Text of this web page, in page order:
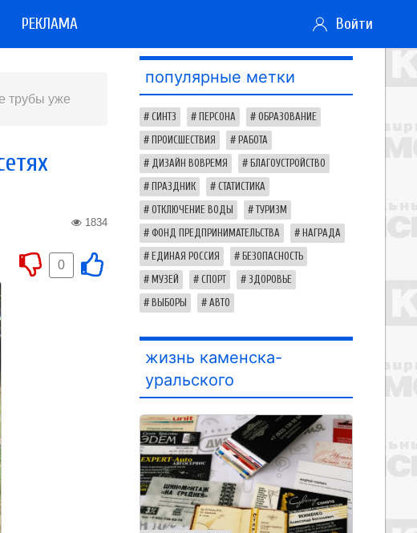
РЕКЛАМА Войти
трубы уже
1834
0
популярные метки
СИНТЗ ПЕРСОНА ОБРАЗОВАНИЕ
ПРОИСШЕСТВИЯ РАБОТА
ДИЗАЙН ВОВРЕМЯ БЛАГОУСТРОЙСТВО
ПРАЗДНИК СТАТИСТИКА
ОТКЛЮЧЕНИЕ ВОДЫ ТУРИЗМ
ФОНД ПРЕДПРИНИМАТЕЛЬСТВА НАГРАДА
ЕДИНАЯ РОССИЯ БЕЗОПАСНОСТЬ
МУЗЕЙ СПОРТ ЗДОРОВЬЕ
ВЫБОРЫ АВТО
жизнь каменска-
уральского